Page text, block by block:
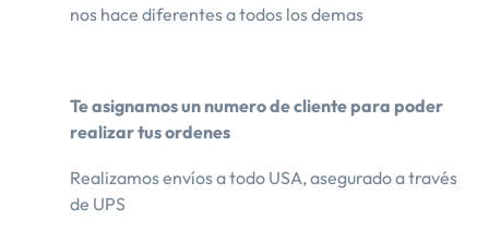
nos hace diferentes a todos los demas
Te asignamos un numero de cliente para poder
realizar tus ordenes
Realizamos envíos a todo USA, asegurado a través
de UPS